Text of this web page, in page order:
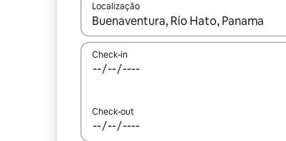
Localização
Quando os resultados estiverem
Check-in
Check-out